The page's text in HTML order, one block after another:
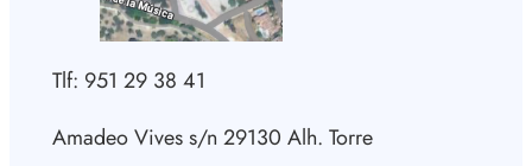
Tlf: 951 29 38 41
Amadeo Vives s/n 29130 Alh. Torre